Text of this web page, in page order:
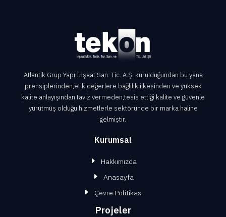
Atlantik Grup Yapı İnşaat San. Tic. A.Ş. kurulduğundan bu yana
prensiplerinden,etik değerlere bağlılık ilkesinden ve yüksek
kalite anlayışından taviz vermeden,tesis ettiği kalite ve güvenle
yürütmüş olduğu hizmetlerle sektöründe bir marka haline
gelmiştir.
Kurumsal
Hakkımızda
Anasayfa
Çevre Politikası
Projeler